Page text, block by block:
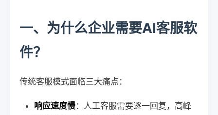
一、为什么企业需要AI客服软
件？
传统客服模式面临三大痛点：
响应速度慢：人工客服需要逐一回复，高峰